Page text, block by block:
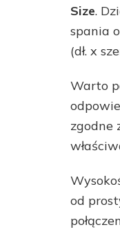
Size.
spania
(dł. x
Warto
zgodne
od